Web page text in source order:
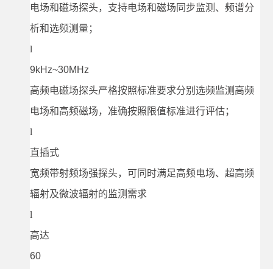
电场和磁场探头，支持电场和磁场同步监测、频谱分
析和选频测量；
l
9kHz~30MHz
高频电磁场探头严格按照标准要求分别选频监测高频
电场和高频磁场，准确按照限值标准进行评估；
l
直插式
宽频带射频场强探头，可同时满足高频电场、超高频
辐射及微波辐射的监测需求
l
高达
60